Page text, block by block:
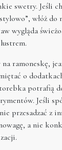
swetry. Jeśli
włóż do
wygląda
ramoneskę,
o
potrafią
Jeśli
przesadzać z
a nie